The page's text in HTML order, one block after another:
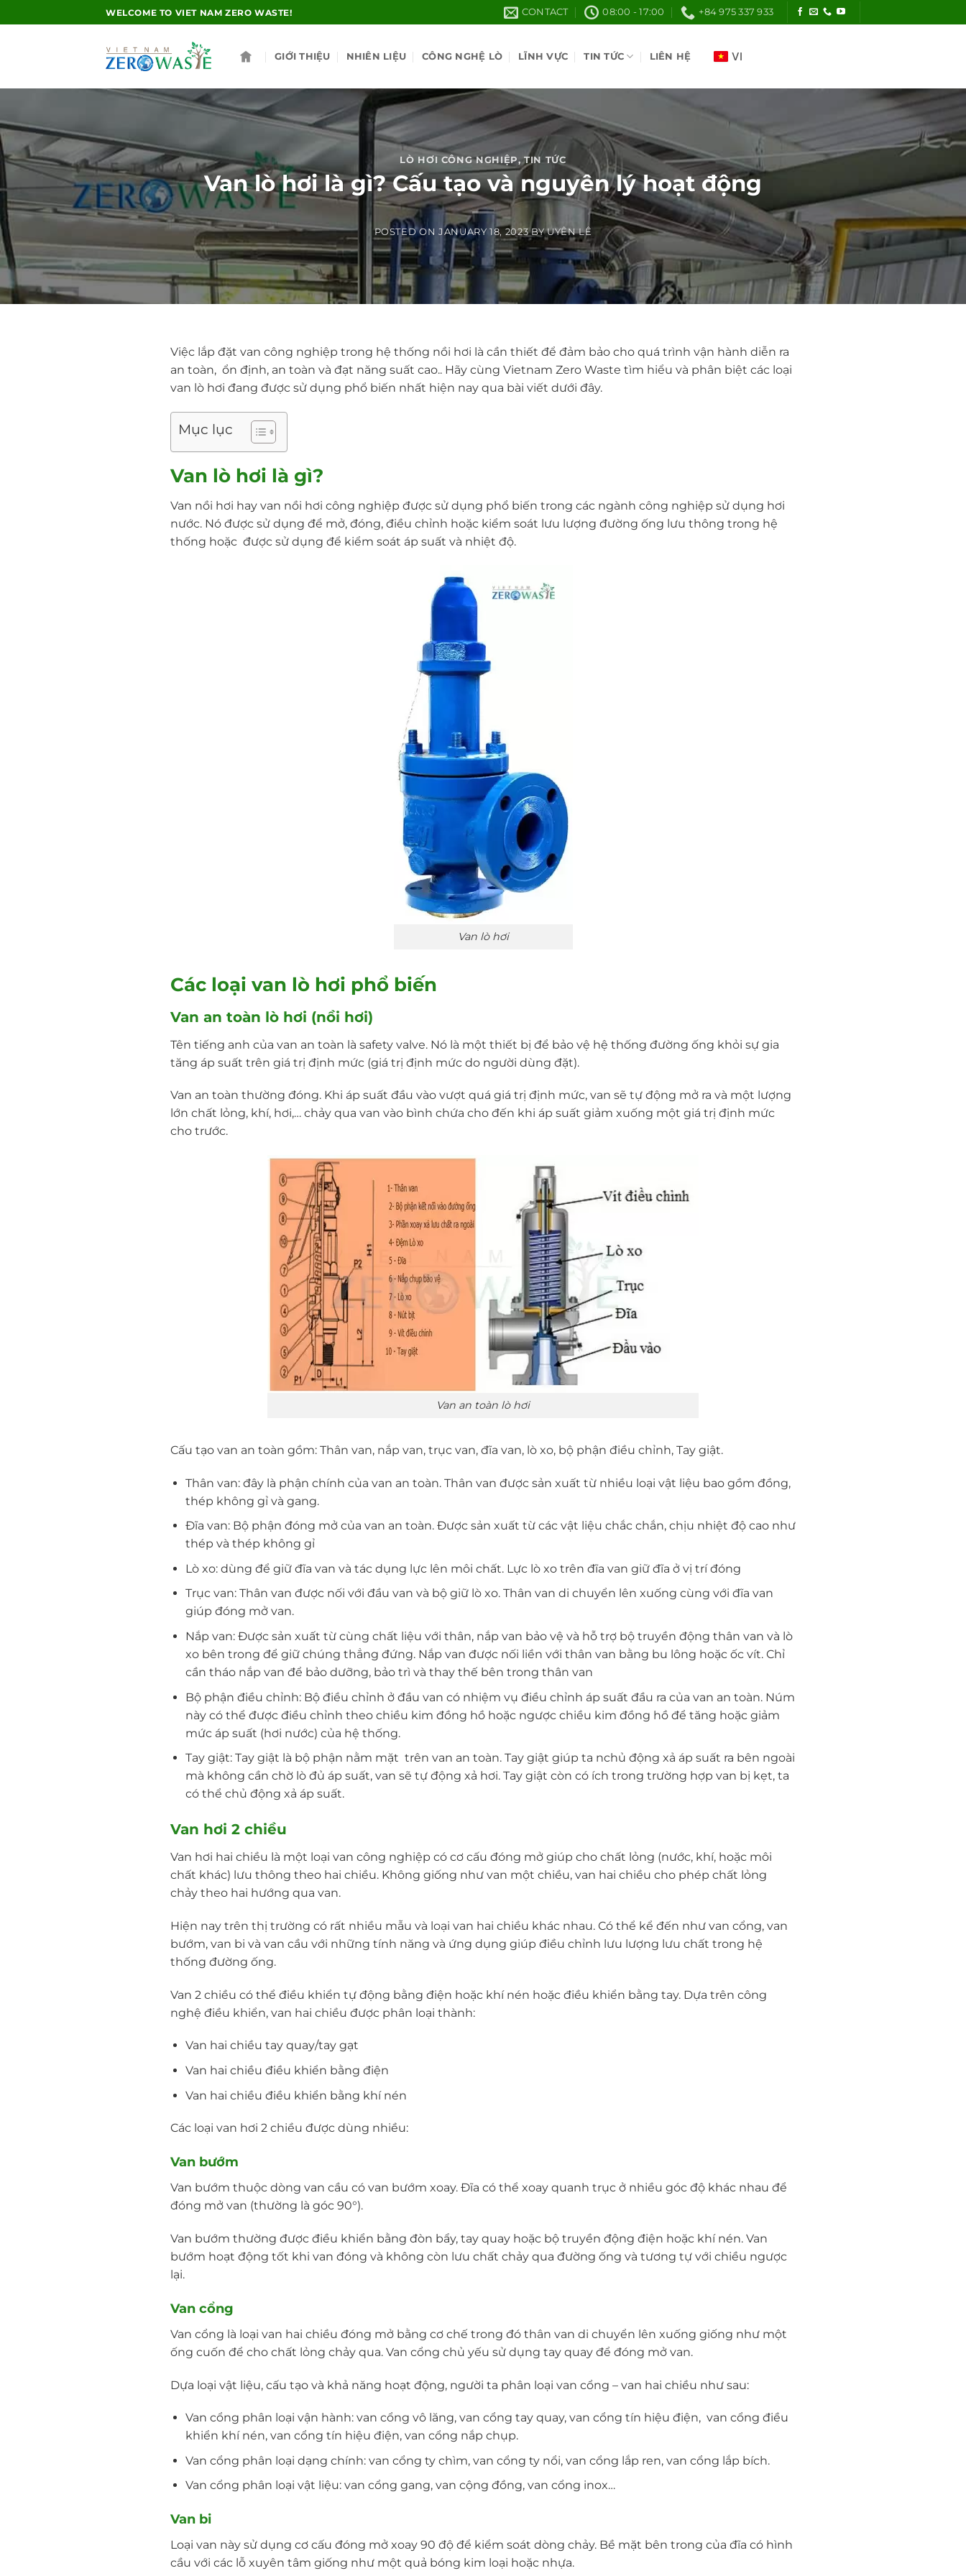
to
WELCOME TO VIET NAM ZERO WASTE! CONTACT 08:00 - 17:00 +84 975 337 933
GIỚI THIỆU NHIÊN LIỆU CÔNG NGHỆ LÒ LĨNH VỰC TIN TỨC LIÊN HỆ
LÒ HƠI CÔNG NGHIỆP,TIN TỨC
Van lò hơi là gì? Cấu tạo và nguyên lý hoạt động
POSTED ONJANUARY 18, 2023 BYUYÊN LÊ
Việc lắp đặt van công nghiệp trong hệ thống nồi hơi là cần thiết để đảm bảo cho quá trình vận hành diễn ra
an toàn, ổn định, an toàn và đạt năng suất cao.. Hãy cùng Vietnam Zero Waste tìm hiểu và phân biệt các loại
van lò hơi đang được sử dụng phổ biến nhất hiện nay qua bài viết dưới đây.
Mục lục
Van lò hơi là gì?
Van nồi hơi hay van nồi hơi công nghiệp được sử dụng phổ biến trong các ngành công nghiệp sử dụng hơi
nước. Nó được sử dụng để mở, đóng, điều chỉnh hoặc kiểm soát lưu lượng đường ống lưu thông trong hệ
thống hoặc được sử dụng để kiểm soát áp suất và nhiệt độ.
Van lò hơi
Các loại van lò hơi phổ biến
Van an toàn lò hơi (nồi hơi)
Tên tiếng anh của van an toàn là safety valve. Nó là một thiết bị để bảo vệ hệ thống đường ống khỏi sự gia
tăng áp suất trên giá trị định mức (giá trị định mức do người dùng đặt).
Van an toàn thường đóng. Khi áp suất đầu vào vượt quá giá trị định mức, van sẽ tự động mở ra và một lượng
lớn chất lỏng, khí, hơi,… chảy qua van vào bình chứa cho đến khi áp suất giảm xuống một giá trị định mức
cho trước.
Van an toàn lò hơi
Cấu tạo van an toàn gồm: Thân van, nắp van, trục van, đĩa van, lò xo, bộ phận điều chỉnh, Tay giật.
Thân van: đây là phận chính của van an toàn. Thân van được sản xuất từ ​​nhiều loại vật liệu bao gồm đồng,
thép không gỉ và gang.
Đĩa van: Bộ phận đóng mở của van an toàn. Được sản xuất từ ​​các vật liệu chắc chắn, chịu nhiệt độ cao như
thép và thép không gỉ
Lò xo: dùng để giữ đĩa van và tác dụng lực lên môi chất. Lực lò xo trên đĩa van giữ đĩa ở vị trí đóng
Trục van: Thân van được nối với đầu van và bộ giữ lò xo. Thân van di chuyển lên xuống cùng với đĩa van
giúp đóng mở van.
Nắp van: Được sản xuất từ ​​cùng chất liệu với thân, nắp van bảo vệ và hỗ trợ bộ truyền động thân van và lò
xo bên trong để giữ chúng thẳng đứng. Nắp van được nối liền với thân van bằng bu lông hoặc ốc vít. Chỉ
cần tháo nắp van để bảo dưỡng, bảo trì và thay thế bên trong thân van
Bộ phận điều chỉnh: Bộ điều chỉnh ở đầu van có nhiệm vụ điều chỉnh áp suất đầu ra của van an toàn. Núm
này có thể được điều chỉnh theo chiều kim đồng hồ hoặc ngược chiều kim đồng hồ để tăng hoặc giảm
mức áp suất (hơi nước) của hệ thống.
Tay giật: Tay giật là bộ phận nằm mặt trên van an toàn. Tay giật giúp ta nchủ động xả áp suất ra bên ngoài
mà không cần chờ lò đủ áp suất, van sẽ tự động xả hơi. Tay giật còn có ích trong trường hợp van bị kẹt, ta
có thể chủ động xả áp suất.
Van hơi 2 chiều
Van hơi hai chiều là một loại van công nghiệp có cơ cấu đóng mở giúp cho chất lỏng (nước, khí, hoặc môi
chất khác) lưu thông theo hai chiều. Không giống như van một chiều, van hai chiều cho phép chất lỏng
chảy theo hai hướng qua van.
Hiện nay trên thị trường có rất nhiều mẫu và loại van hai chiều khác nhau. Có thể kể đến như van cổng, van
bướm, van bi và van cầu với những tính năng và ứng dụng giúp điều chỉnh lưu lượng lưu chất trong hệ
thống đường ống.
Van 2 chiều có thể điều khiển tự động bằng điện hoặc khí nén hoặc điều khiển bằng tay. Dựa trên công
nghệ điều khiển, van hai chiều được phân loại thành:
Van hai chiều tay quay/tay gạt
Van hai chiều điều khiển bằng điện
Van hai chiều điều khiển bằng khí nén
Các loại van hơi 2 chiều được dùng nhiều:
Van bướm
Van bướm thuộc dòng van cầu có van bướm xoay. Đĩa có thể xoay quanh trục ở nhiều góc độ khác nhau để
đóng mở van (thường là góc 90°).
Van bướm thường được điều khiển bằng đòn bẩy, tay quay hoặc bộ truyền động điện hoặc khí nén. Van
bướm hoạt động tốt khi van đóng và không còn lưu chất chảy qua đường ống và tương tự với chiều ngược
lại.
Van cổng
Van cổng là loại van hai chiều đóng mở bằng cơ chế trong đó thân van di chuyển lên xuống giống như một
ống cuốn để cho chất lỏng chảy qua. Van cổng chủ yếu sử dụng tay quay để đóng mở van.
Dựa loại vật liệu, cấu tạo và khả năng hoạt động, người ta phân loại van cổng – van hai chiều như sau:
Van cổng phân loại vận hành: van cổng vô lăng, van cổng tay quay, van cổng tín hiệu điện, van cổng điều
khiển khí nén, van cổng tín hiệu điện, van cổng nắp chụp.
Van cổng phân loại dạng chính: van cổng ty chìm, van cổng ty nổi, van cổng lắp ren, van cổng lắp bích.
Van cổng phân loại vật liệu: van cổng gang, van cộng đồng, van cổng inox…
Van bi
Loại van này sử dụng cơ cấu đóng mở xoay 90 độ để kiểm soát dòng chảy. Bề mặt bên trong của đĩa có hình
cầu với các lỗ xuyên tâm giống như một quả bóng kim loại hoặc nhựa.